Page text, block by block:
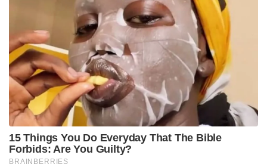
സ്വന്തം ഫോൺ സിഗ്നലുകൾ പൂർണ്ണമായും തടയുന്ന
ഫാരഡെ ബാഗുകളിലാണ് വിമാനത്തിനുള്ളിൽ
സൂക്ഷിച്ചിരുന്നത്. എപ്പോഴും സോഷ്യൽ മീഡിയയിൽ
സജീവമാകാറുള്ള ട്രംപിന് ചൈനയിലെ ഈ 48
മണിക്കൂർ കടുത്ത നിയന്ത്രണങ്ങളുടേതായിരുന്നു.
സന്ദർശന വേളയിൽ ട്രംപും ഷി ജിൻപിങ്ങും തമ്മിൽ
സൗഹൃദം പ്രകടിപ്പിച്ചെങ്കിലും পর্ദയ്ക്ക് പിന്നിൽ
ഇരുരാജ്യങ്ങളുടെയും സുരക്ഷാ ഉദ്യോഗസ്ഥർ തമ്മിൽ
കടുത്ത അസ്വാരസ്യങ്ങളാണ് അരങ്ങേറിയത്.
ബെയ്ജിങ്ങിലെ ടെംപിൾ ഓഫ് ഹെവനിലേക്ക് ഇരു